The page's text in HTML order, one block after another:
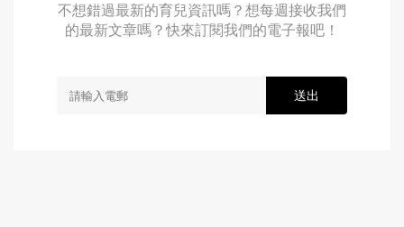
不想錯過最新的育兒資訊嗎？想每週接收我們
的最新文章嗎？快來訂閱我們的電子報吧！
送出